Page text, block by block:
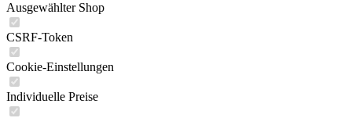
Ausgewählter Shop
CSRF-Token
Cookie-Einstellungen
Individuelle Preise